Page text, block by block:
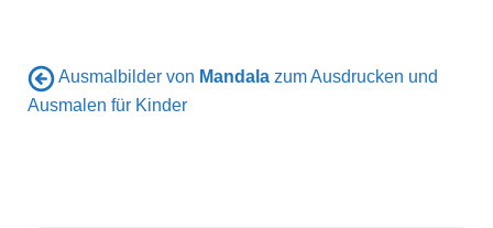
Ausmalbilder von Mandala zum Ausdrucken und
Ausmalen für Kinder